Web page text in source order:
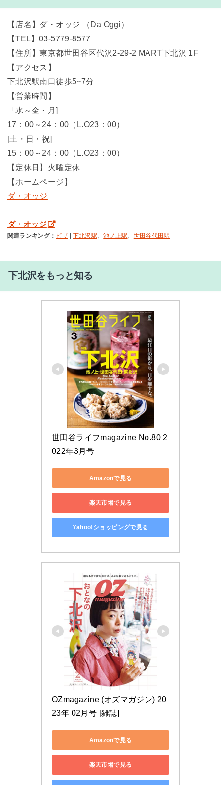
【店名】ダ・オッジ （Da Oggi）
【TEL】03-5779-8577
【住所】東京都世田谷区代沢2-29-2 MART下北沢 1F
【アクセス】
下北沢駅南口徒歩5~7分
【営業時間】
「水～金・月]
17：00～24：00（L.O23：00）
[土・日・祝]
15：00～24：00（L.O23：00）
【定休日】火曜定休
【ホームページ】
ダ・オッジ
ダ・オッジ
関連ランキング： ピザ| 下北沢駅、池ノ上駅、 世田谷代田駅
下北沢をもっと知る
世田谷ライフmagazine No.80 2
022年3月号
Amazonで見る
楽天市場で見る
Yahoo!ショッピングで見る
OZmagazine (オズマガジン) 20
23年 02月号 [雑誌]
Amazonで見る
楽天市場で見る